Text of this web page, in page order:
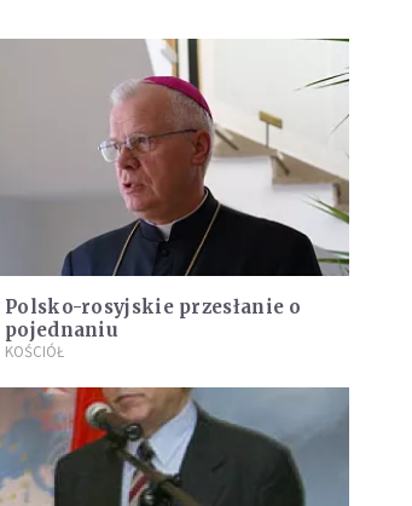
Polsko-rosyjskie przesłanie o
pojednaniu
KOŚCIÓŁ